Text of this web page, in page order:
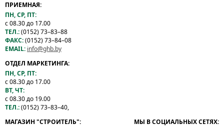
ПРИЕМНАЯ:
ПН, СР, ПТ:
с 08.30 до 17.00
ТЕЛ.:(0152) 73–83–88
ФАКС:(0152) 73–84–08
EMAIL: info@ghb.by
ОТДЕЛ МАРКЕТИНГА:
ПН, СР, ПТ:
с 08.30 до 17.00
ВТ, ЧТ:
с 08.30 до 19.00
ТЕЛ.:(0152) 73–83–40,
МАГАЗИН "СТРОИТЕЛЬ":
МЫ В СОЦИАЛЬНЫХ СЕТЯХ: